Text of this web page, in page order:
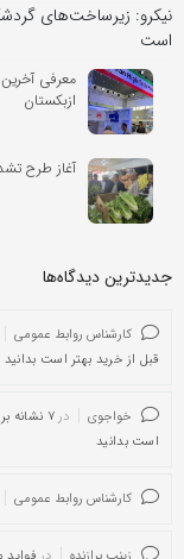
نیکرو: زیرساخت‌های
است
معرفی
ازبکستان
آغاز طرح
جدیدترین دیدگاه‌‌ها
کارشناس روابط عمومی
قبل از خرید بهتر است بدانید
خواجوی در
۷
است بدانید
کارشناس روابط عمومی